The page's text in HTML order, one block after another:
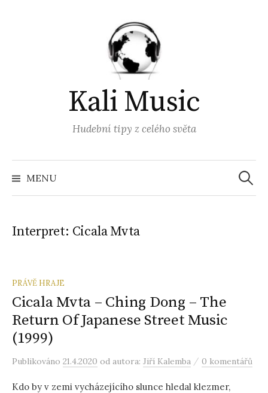
Kali Music
Hudební tipy z celého světa
MENU
Interpret: Cicala Mvta ‎
PRÁVĚ HRAJE
Cicala Mvta ‎– Ching Dong – The
Return Of Japanese Street Music
(1999)
Publikováno 21.4.2020 od autora: Jiří Kalemba / 0 komentářů
Kdo by v zemi vycházejícího slunce hledal klezmer,